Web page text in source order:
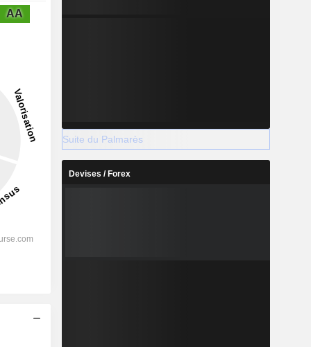
AA
Suite du Palmarès
Devises / Forex